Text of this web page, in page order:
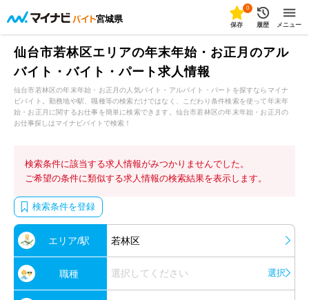
宮城県
0
保存 履歴 メニュー
仙台市若林区エリアの年末年始・お正月のアル
バイト・バイト・パート求人情報
仙台市若林区の年末年始・お正月の人気バイト・アルバイト・パートを探すならマイナ
ビバイト。勤務地や駅、職種等の検索だけではなく、こだわり条件検索を使って年末年
始・お正月に関するお仕事を簡単に検索できます。仙台市若林区の年末年始・お正月の
お仕事探しはマイナビバイトで検索！
検索条件に該当する求人情報がみつかりませんでした。
ご希望の条件に類似する求人情報の検索結果を表示します。
検索条件を登録
エリア/駅 若林区
職種 選択してください 選択